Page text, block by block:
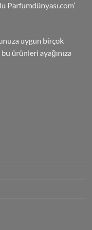
Parfumdünyası.com’
uygun birçok
ürünleri ayağınıza